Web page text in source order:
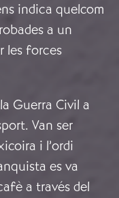
indica quelcom
a un
les forces
Guerra Civil a
Van ser
i l’ordi
es va
a través del